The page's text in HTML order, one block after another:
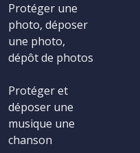
Protéger une
photo, déposer
une photo,
dépôt de photos
Protéger et
déposer une
musique une
chanson